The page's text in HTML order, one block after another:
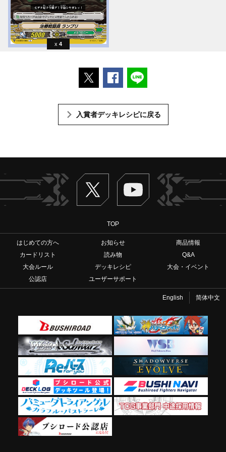
4
ポストするFacebookでシェアする
入賞者デッキレシピに戻る
Twitter ヴァンガードch
TOP
はじめての方へ お知らせ
商品情報
カードリスト
読み物
Q&A
大会ルール
デッキレシピ
大会・イベント
公認店
ユーザーサポート
English 简体中文